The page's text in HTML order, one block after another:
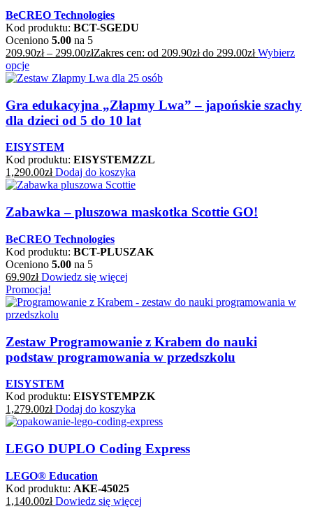
BeCREO Technologies
Kod produktu: BCT-SGEDU
Oceniono 5.00 na 5
209.90zł – 299.00złZakres cen: od 209.90zł do 299.00zł Wybierz
opcje
Gra edukacyjna „Złapmy Lwa” – japońskie szachy
dla dzieci od 5 do 10 lat
EISYSTEM
Kod produktu: EISYSTEMZZL
1,290.00zł Dodaj do koszyka
Zabawka – pluszowa maskotka Scottie GO!
BeCREO Technologies
Kod produktu: BCT-PLUSZAK
Oceniono 5.00 na 5
69.90zł Dowiedz się więcej
Promocja!
Zestaw Programowanie z Krabem do nauki
podstaw programowania w przedszkolu
EISYSTEM
Kod produktu: EISYSTEMPZK
1,279.00zł Dodaj do koszyka
LEGO DUPLO Coding Express
LEGO® Education
Kod produktu: AKE-45025
1,140.00zł Dowiedz się więcej